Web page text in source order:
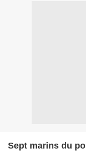
Sept marins du